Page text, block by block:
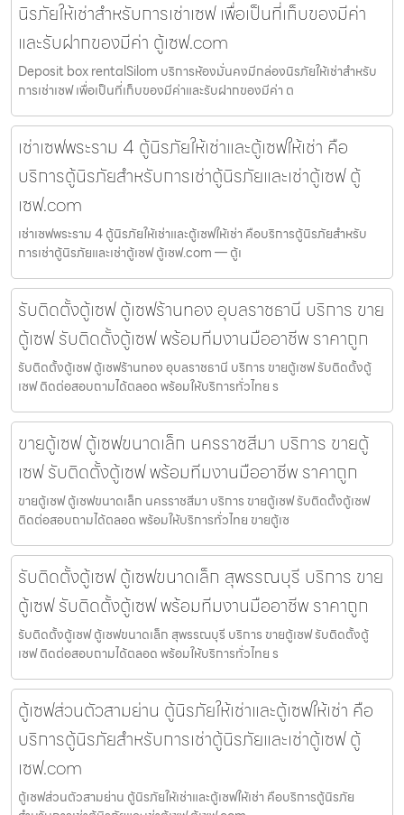
นิรภัยให้เช่าสำหรับการเช่าเซฟ เพื่อเป็นที่เก็บของมีค่า
และรับฝากของมีค่า ตู้เซฟ.com
Deposit box rentalSilom บริการห้องมั่นคงมีกล่องนิรภัยให้เช่าสำหรับ
การเช่าเซฟ เพื่อเป็นที่เก็บของมีค่าและรับฝากของมีค่า ต
เช่าเซฟพระราม 4 ตู้นิรภัยให้เช่าและตู้เซฟให้เช่า คือ
บริการตู้นิรภัยสำหรับการเช่าตู้นิรภัยและเช่าตู้เซฟ ตู้
เซฟ.com
เช่าเซฟพระราม 4 ตู้นิรภัยให้เช่าและตู้เซฟให้เช่า คือบริการตู้นิรภัยสำหรับ
การเช่าตู้นิรภัยและเช่าตู้เซฟ ตู้เซฟ.com — ตู้เ
รับติดตั้งตู้เซฟ ตู้เซฟร้านทอง อุบลราชธานี บริการ ขาย
ตู้เซฟ รับติดตั้งตู้เซฟ พร้อมทีมงานมืออาชีพ ราคาถูก
รับติดตั้งตู้เซฟ ตู้เซฟร้านทอง อุบลราชธานี บริการ ขายตู้เซฟ รับติดตั้งตู้
เซฟ ติดต่อสอบถามได้ตลอด พร้อมให้บริการทั่วไทย ร
ขายตู้เซฟ ตู้เซฟขนาดเล็ก นครราชสีมา บริการ ขายตู้
เซฟ รับติดตั้งตู้เซฟ พร้อมทีมงานมืออาชีพ ราคาถูก
ขายตู้เซฟ ตู้เซฟขนาดเล็ก นครราชสีมา บริการ ขายตู้เซฟ รับติดตั้งตู้เซฟ
ติดต่อสอบถามได้ตลอด พร้อมให้บริการทั่วไทย ขายตู้เซ
รับติดตั้งตู้เซฟ ตู้เซฟขนาดเล็ก สุพรรณบุรี บริการ ขาย
ตู้เซฟ รับติดตั้งตู้เซฟ พร้อมทีมงานมืออาชีพ ราคาถูก
รับติดตั้งตู้เซฟ ตู้เซฟขนาดเล็ก สุพรรณบุรี บริการ ขายตู้เซฟ รับติดตั้งตู้
เซฟ ติดต่อสอบถามได้ตลอด พร้อมให้บริการทั่วไทย ร
ตู้เซฟส่วนตัวสามย่าน ตู้นิรภัยให้เช่าและตู้เซฟให้เช่า คือ
บริการตู้นิรภัยสำหรับการเช่าตู้นิรภัยและเช่าตู้เซฟ ตู้
เซฟ.com
ตู้เซฟส่วนตัวสามย่าน ตู้นิรภัยให้เช่าและตู้เซฟให้เช่า คือบริการตู้นิรภัย